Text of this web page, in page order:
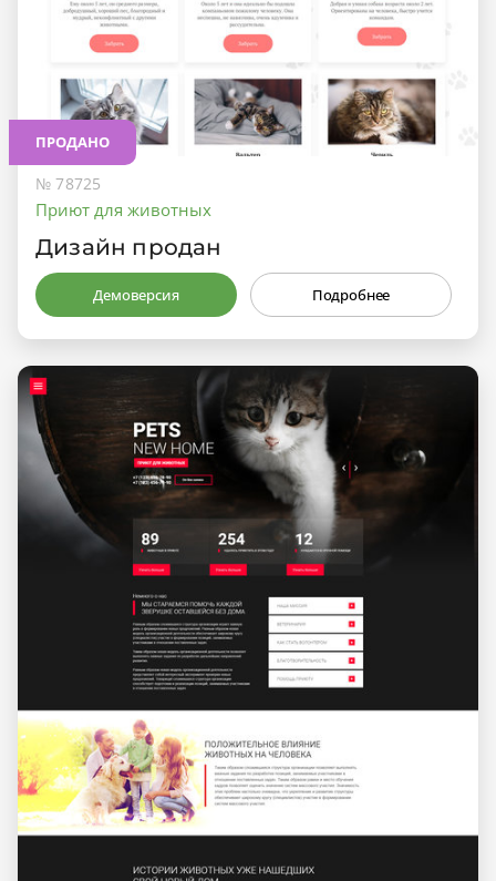
ПРОДАНО
№ 78725
Приют для животных
Дизайн продан
Демоверсия Подробнее